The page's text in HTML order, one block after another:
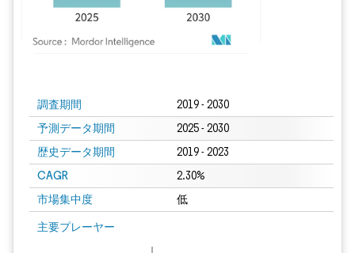
調査期間 2019 - 2030
予測データ期間 2025 - 2030
歴史データ期間 2019 - 2023
CAGR 2.30%
市場集中度 低
主要プレーヤー